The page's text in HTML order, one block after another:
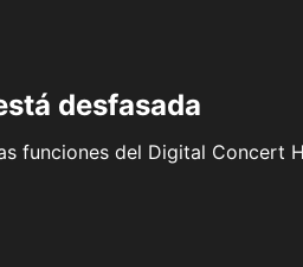
desfasada
funciones del Digital Concert